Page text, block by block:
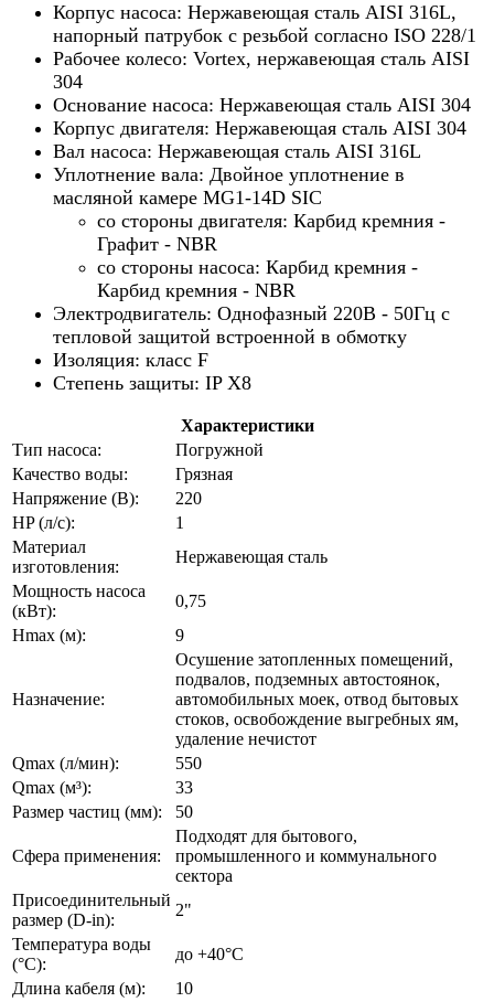
Корпус насоса: Нержавеющая сталь AISI 316L,
напорный патрубок с резьбой согласно ISO 228/1
Рабочее колесо: Vortex, нержавеющая сталь AISI
304
Основание насоса: Нержавеющая сталь AISI 304
Корпус двигателя: Нержавеющая сталь AISI 304
Вал насоса: Нержавеющая сталь AISI 316L
Уплотнение вала: Двойное уплотнение в
масляной камере MG1-14D SIC
со стороны двигателя: Карбид кремния -
Графит - NBR
со стороны насоса: Карбид кремния -
Карбид кремния - NBR
Электродвигатель: Однофазный 220В - 50Гц с
тепловой защитой встроенной в обмотку
Изоляция: класс F
Степень защиты: IP X8
Характеристики
Тип насоса:
Погружной
Качество воды:
Грязная
Напряжение (В):
220
HP (л/с):
1
Материал
изготовления:
Нержавеющая сталь
Мощность насоса
(кВт):
0,75
Hmax (м):
9
Назначение:
Осушение затопленных помещений,
подвалов, подземных автостоянок,
автомобильных моек, отвод бытовых
стоков, освобождение выгребных ям,
удаление нечистот
Qmax (л/мин):
550
Qmax (м³):
33
Размер частиц (мм):
50
Сфера применения:
Подходят для бытового,
промышленного и коммунального
сектора
Присоединительный
размер (D-in):
2"
Температура воды
(°C):
до +40°C
Длина кабеля (м):
10